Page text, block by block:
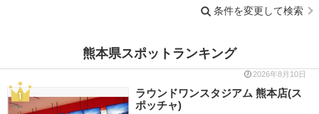
条件を変更して検索
熊本県スポットランキング
2026年8月10日
ラウンドワンスタジアム 熊本店(ス
ポッチャ)